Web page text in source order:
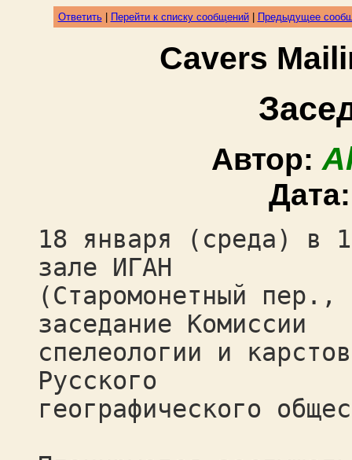
Ответить| Перейти к списку сообщений| Предыдущее
Cavers
Автор:
18 января (среда) в
зале ИГАН
(Старомонетный пер.,
заседание Комиссии
спелеологии и
Русского
географического